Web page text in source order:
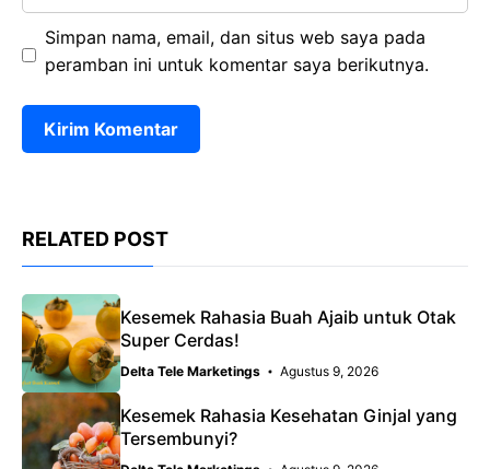
Simpan nama, email, dan situs web saya pada
peramban ini untuk komentar saya berikutnya.
RELATED POST
Kesemek Rahasia Buah Ajaib untuk Otak
Super Cerdas!
Delta Tele Marketings Agustus 9, 2026
Kesemek Rahasia Kesehatan Ginjal yang
Tersembunyi?